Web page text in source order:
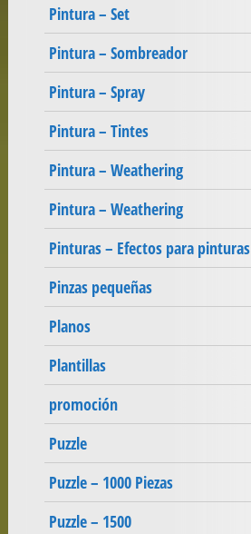
Pintura – Set
Pintura – Sombreador
Pintura – Spray
Pintura – Tintes
Pintura – Weathering
Pintura – Weathering
Pinturas – Efectos para pinturas
Pinzas pequeñas
Planos
Plantillas
promoción
Puzzle
Puzzle – 1000 Piezas
Puzzle – 1500